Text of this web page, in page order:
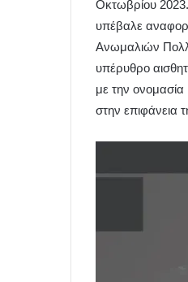
Οκτωβρίου
υπέβαλε
Ανωμαλιών
υπέρυθρο
με την
στην επιφάνεια